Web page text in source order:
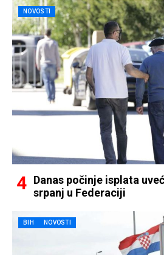
NOVOSTI
Danas počinje isplata
srpanj u Federaciji
BIH NOVOSTI